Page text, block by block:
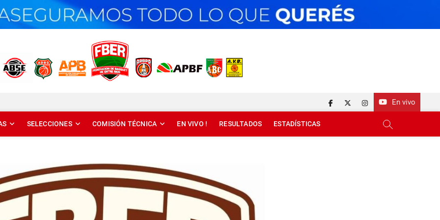
DE ENTRE RÍOS En vivo
facebook
twitterinstagram
SELECCIONES COMISIÓN TÉCNICA EN VIVO ! RESULTADOS ESTADÍSTICAS